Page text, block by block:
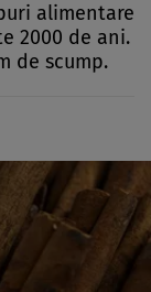
alimentare
2000 de ani.
de scump.